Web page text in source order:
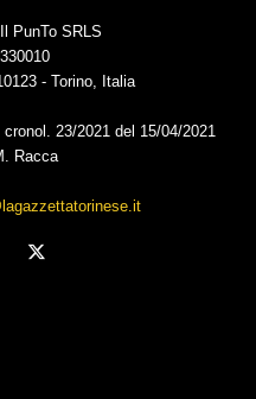
PunTo SRLS
- Torino, Italia
23/2021 del 15/04/2021
Racca